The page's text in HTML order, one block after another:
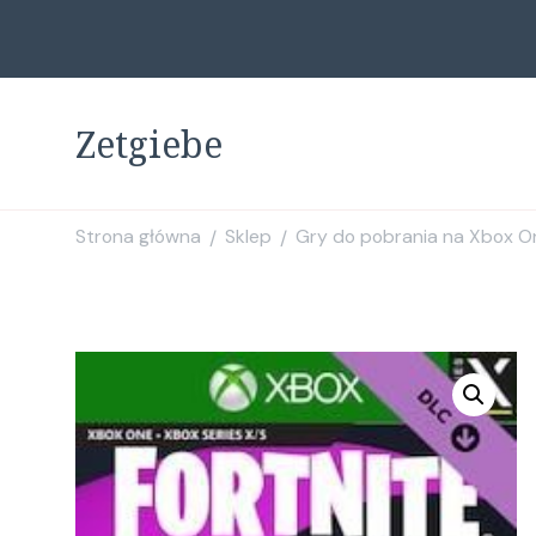
Zetgiebe
Strona główna / Sklep / Gry do pobrania na Xbox